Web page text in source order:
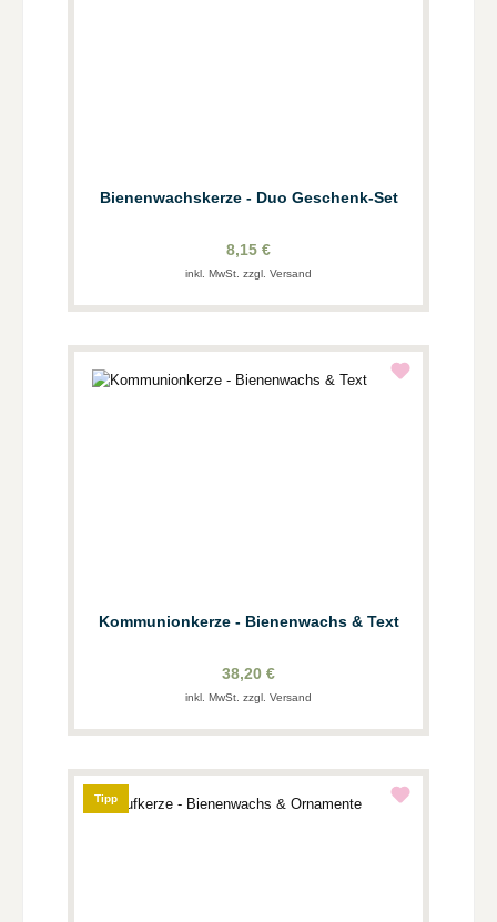
Bienenwachskerze - Duo Geschenk-Set
8,15 €
inkl. MwSt. zzgl. Versand
Kommunionkerze - Bienenwachs & Text
38,20 €
inkl. MwSt. zzgl. Versand
Tipp